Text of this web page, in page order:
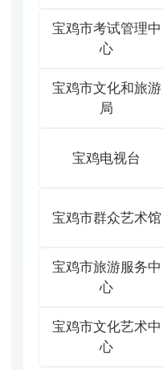
宝鸡市考试管理中
心
宝鸡市文化和旅游
局
宝鸡电视台
宝鸡市群众艺术馆
宝鸡市旅游服务中
心
宝鸡市文化艺术中
心